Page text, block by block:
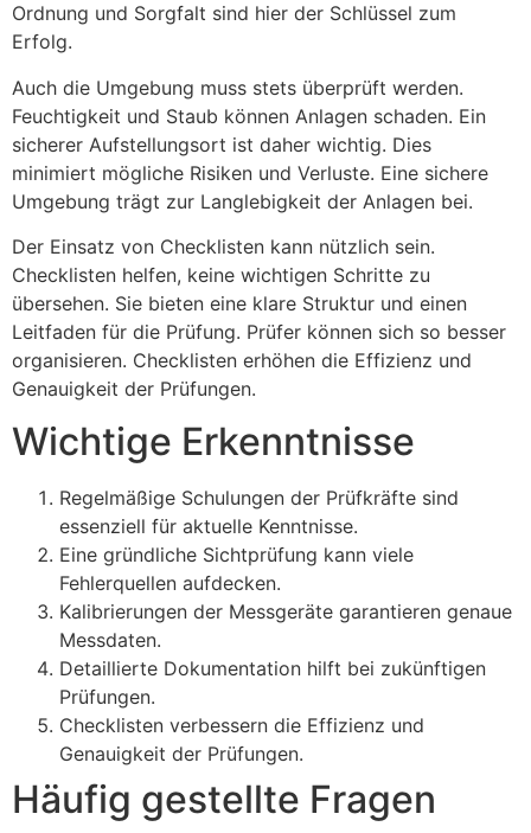
Ordnung und Sorgfalt sind hier der Schlüssel zum
Erfolg.
Auch die Umgebung muss stets überprüft werden.
Feuchtigkeit und Staub können Anlagen schaden. Ein
sicherer Aufstellungsort ist daher wichtig. Dies
minimiert mögliche Risiken und Verluste. Eine sichere
Umgebung trägt zur Langlebigkeit der Anlagen bei.
Der Einsatz von Checklisten kann nützlich sein.
Checklisten helfen, keine wichtigen Schritte zu
übersehen. Sie bieten eine klare Struktur und einen
Leitfaden für die Prüfung. Prüfer können sich so besser
organisieren. Checklisten erhöhen die Effizienz und
Genauigkeit der Prüfungen.
Wichtige Erkenntnisse
Regelmäßige Schulungen der Prüfkräfte sind
essenziell für aktuelle Kenntnisse.
Eine gründliche Sichtprüfung kann viele
Fehlerquellen aufdecken.
Kalibrierungen der Messgeräte garantieren genaue
Messdaten.
Detaillierte Dokumentation hilft bei zukünftigen
Prüfungen.
Checklisten verbessern die Effizienz und
Genauigkeit der Prüfungen.
Häufig gestellte Fragen